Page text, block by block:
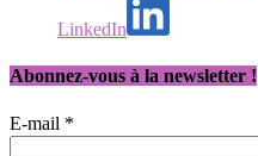
LinkedIn
Abonnez-vous à la newsletter !
E-mail *